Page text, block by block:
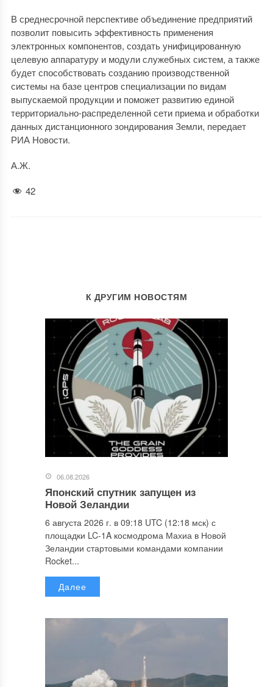
В среднесрочной перспективе объединение предприятий
позволит повысить эффективность применения
электронных компонентов, создать унифицированную
целевую аппаратуру и модули служебных систем, а также
будет способствовать созданию производственной
системы на базе центров специализации по видам
выпускаемой продукции и поможет развитию единой
территориально-распределенной сети приема и обработки
данных дистанционного зондирования Земли, передает
РИА Новости.
А.Ж.
42
К ДРУГИМ НОВОСТЯМ
06.08.2026
Японский спутник запущен из
Новой Зеландии
6 августа 2026 г. в 09:18 UTC (12:18 мск) с
площадки LC-1A космодрома Махиа в Новой
Зеландии стартовыми командами компании
Rocket...
Далее